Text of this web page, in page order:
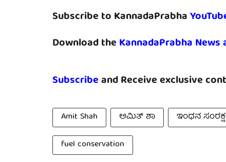
Subscribe to KannadaPrabha
Download the KannadaPrabha News
Subscribeand Receive exclusive
Amit Shah ಅಮಿತ್ ಶಾ ಇಂಧನ
fuel conservation